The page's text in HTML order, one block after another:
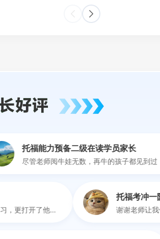
级在读学员家长
托福考冲一阶在读学员家长